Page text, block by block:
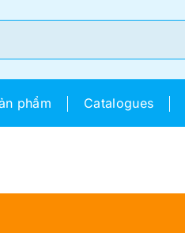
phẩm Catalogues